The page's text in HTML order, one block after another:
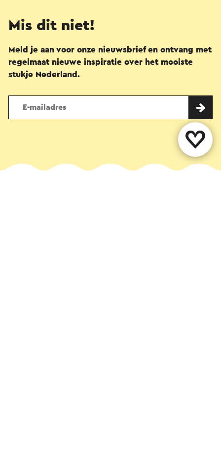
Mis dit niet!
Meld je aan voor onze nieuwsbrief en ontvang met
regelmaat nieuwe inspiratie over het mooiste
stukje Nederland.